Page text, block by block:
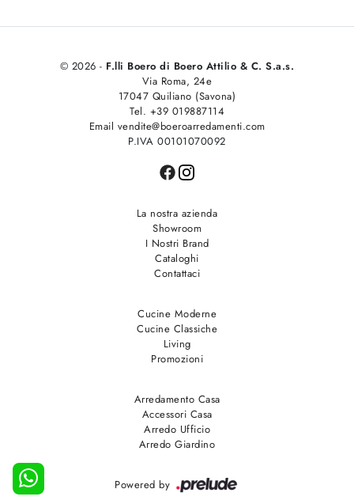
© 2026 - F.lli Boero di Boero Attilio & C. S.a.s.
Via Roma, 24e
17047 Quiliano (Savona)
Tel. +39 019887114
Email vendite@boeroarredamenti.com
P.IVA 00101070092
La nostra azienda
Showroom
I Nostri Brand
Cataloghi
Contattaci
Cucine Moderne
Cucine Classiche
Living
Promozioni
Arredamento Casa
Accessori Casa
Arredo Ufficio
Arredo Giardino
Powered by